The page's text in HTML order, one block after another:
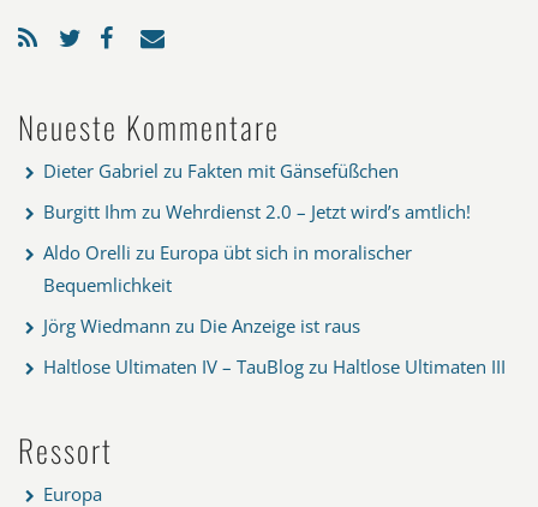
Neueste Kommentare
Dieter Gabriel zu Fakten mit Gänsefüßchen
Burgitt Ihm zu Wehrdienst 2.0 – Jetzt wird’s amtlich!
Aldo Orelli zu Europa übt sich in moralischer
Bequemlichkeit
Jörg Wiedmann zu Die Anzeige ist raus
Haltlose Ultimaten IV – TauBlog zu Haltlose Ultimaten III
Ressort
Europa